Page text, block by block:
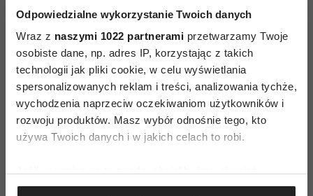
Odpowiedzialne wykorzystanie Twoich danych
Wraz z naszymi 1022 partnerami przetwarzamy Twoje
osobiste dane, np. adres IP, korzystając z takich
technologii jak pliki cookie, w celu wyświetlania
spersonalizowanych reklam i treści, analizowania tychże,
wychodzenia naprzeciw oczekiwaniom użytkowników i
rozwoju produktów. Masz wybór odnośnie tego, kto
używa Twoich danych i w jakich celach to robi.
Gromadzić dane dotyczące Twojej lokalizacji
kariery. Dziś nie tylko byłoby trudno znaleźć taką
posadę, ale też wątpię, czy pracownik mógłby na
niej wytrzymać. W zawodach specjalistycznych
dominują projekty, nie praca na etat.
Sikorska twierdzi, że dla pewnej grupy
pracowników nie ma od tego odwrotu. Rynek
i długotrwałego zatrudnienia. To niepewność, ale
też szansa. – W Danii powstał pomysł, który